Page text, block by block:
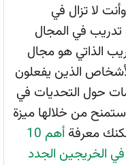
لا تزال في
في المجال
الذاتي هو مجال
الذين يفعلون
حول التحديات في
ستمنح من خلالها ميزة
معرفة
أهم 10
الخريجين الجدد